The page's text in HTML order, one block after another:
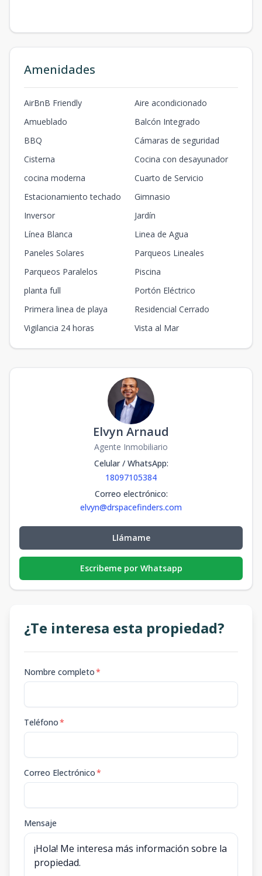
Amenidades
AirBnB Friendly
Aire acondicionado
Amueblado
Balcón Integrado
BBQ
Cámaras de seguridad
Cisterna
Cocina con desayunador
cocina moderna
Cuarto de Servicio
Estacionamiento techado
Gimnasio
Inversor
Jardín
Línea Blanca
Linea de Agua
Paneles Solares
Parqueos Lineales
Parqueos Paralelos
Piscina
planta full
Portón Eléctrico
Primera linea de playa
Residencial Cerrado
Vigilancia 24 horas
Vista al Mar
Elvyn Arnaud
Agente Inmobiliario
Celular / WhatsApp:
18097105384
Correo electrónico:
elvyn@drspacefinders.com
Llámame
Escribeme por Whatsapp
¿Te interesa esta propiedad?
Nombre completo*
Teléfono*
Correo Electrónico*
Mensaje